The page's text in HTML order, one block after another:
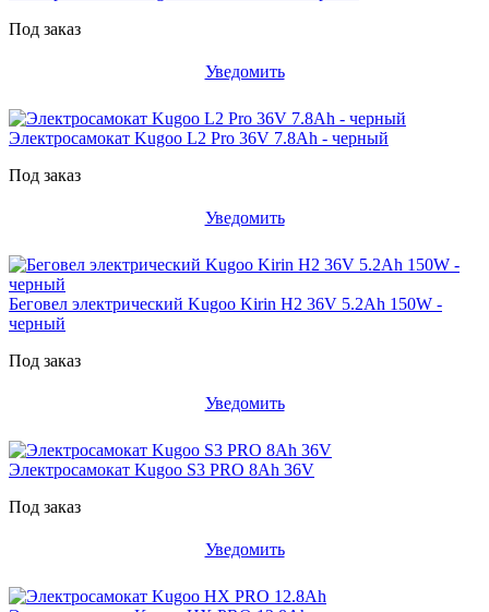
Под заказ
Уведомить
Электросамокат Kugoo L2 Pro 36V 7.8Ah - черный
Под заказ
Уведомить
Беговел электрический Kugoo Kirin H2 36V 5.2Ah 150W -
черный
Под заказ
Уведомить
Электросамокат Kugoo S3 PRO 8Ah 36V
Под заказ
Уведомить